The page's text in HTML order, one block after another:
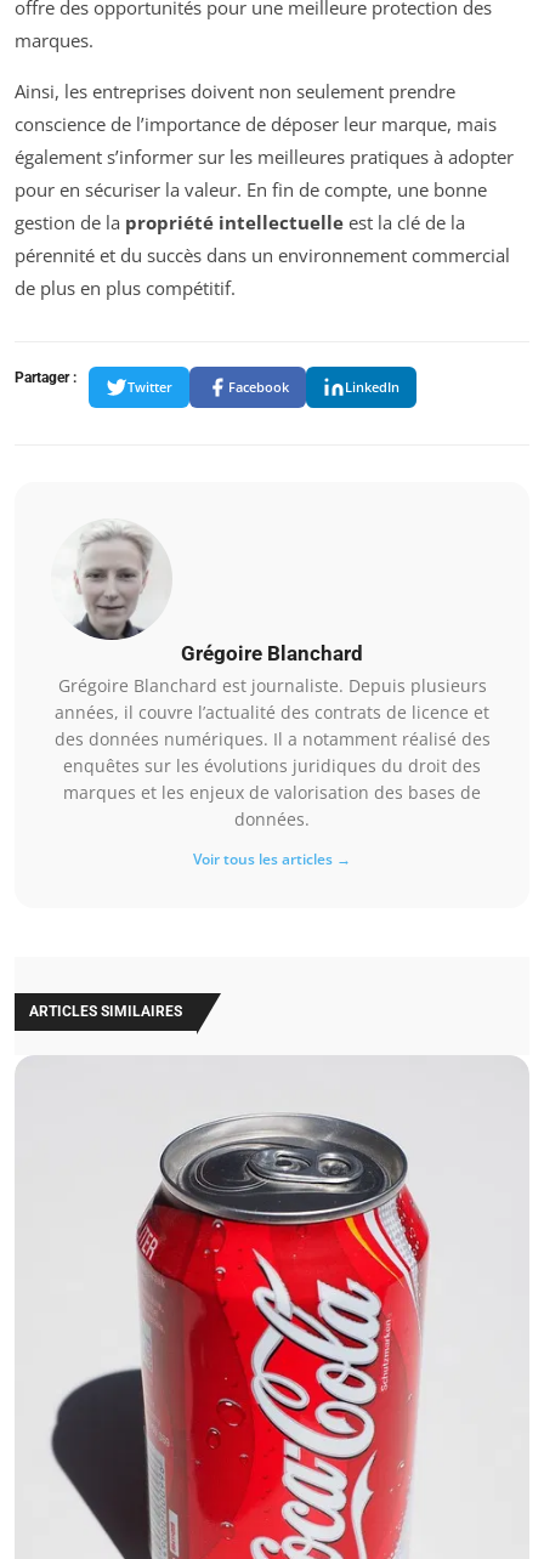
offre des opportunités pour une meilleure protection des
marques.
Ainsi, les entreprises doivent non seulement prendre
conscience de l’importance de déposer leur marque, mais
également s’informer sur les meilleures pratiques à adopter
pour en sécuriser la valeur. En fin de compte, une bonne
gestion de la propriété intellectuelle est la clé de la
pérennité et du succès dans un environnement commercial
de plus en plus compétitif.
Partager :
Twitter Facebook LinkedIn
Grégoire Blanchard
Grégoire Blanchard est journaliste. Depuis plusieurs
années, il couvre l’actualité des contrats de licence et
des données numériques. Il a notamment réalisé des
enquêtes sur les évolutions juridiques du droit des
marques et les enjeux de valorisation des bases de
données.
Voir tous les articles →
ARTICLES SIMILAIRES